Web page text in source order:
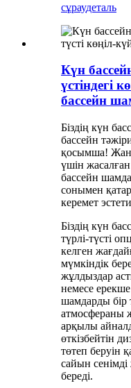
сұраудеталь
Күн
үстіндегі
бассейн
Біздің күн
бассейн
қосымша!
үшін
бассейн
сонымен қатар
керемет
Біздің күн
түрлі-түсті
келген
мүмкіндік
жұлдыздар
немесе
шамдарды бір
атмосфераны
арқылы
өткізбейтін
төтеп беруін
сайын
береді.